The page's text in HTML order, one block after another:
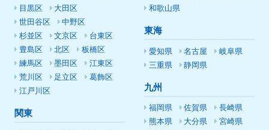
目黒区
大田区
世田谷区
中野区
杉並区
文京区
台東区
豊島区
北区
板橋区
練馬区
墨田区
江東区
荒川区
足立区
葛飾区
江戸川区
関東
和歌山県
東海
愛知県 名古屋
岐阜県
三重県
静岡県
九州
福岡県 佐賀県
長崎県
熊本県
大分県
宮崎県